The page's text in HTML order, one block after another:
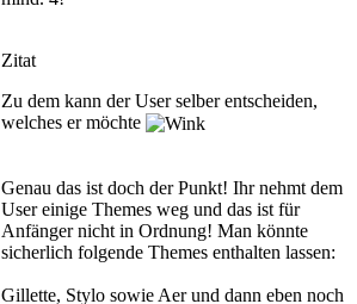
Zitat
Zu dem kann der User selber entscheiden,
welches er möchte
Genau das ist doch der Punkt! Ihr nehmt dem
User einige Themes weg und das ist für
Anfänger nicht in Ordnung! Man könnte
sicherlich folgende Themes enthalten lassen:
Gillette, Stylo sowie Aer und dann eben noch